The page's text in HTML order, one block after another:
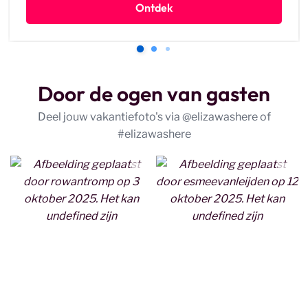
Ontdek
Door de ogen van gasten
Deel jouw vakantiefoto's via @elizawashere of
#elizawashere